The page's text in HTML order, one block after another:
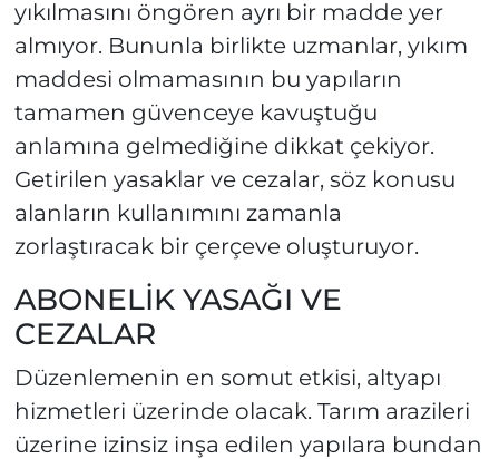
yıkılmasını öngören ayrı bir madde yer
almıyor. Bununla birlikte uzmanlar, yıkım
maddesi olmamasının bu yapıların
tamamen güvenceye kavuştuğu
anlamına gelmediğine dikkat çekiyor.
Getirilen yasaklar ve cezalar, söz konusu
alanların kullanımını zamanla
zorlaştıracak bir çerçeve oluşturuyor.
ABONELİK YASAĞI VE
CEZALAR
Düzenlemenin en somut etkisi, altyapı
hizmetleri üzerinde olacak. Tarım arazileri
üzerine izinsiz inşa edilen yapılara bundan